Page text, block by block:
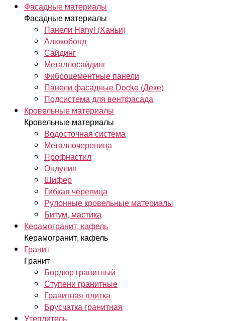
Фасадные материалы
Фасадные материалы
Панели Hanyi (Ханьи)
Алюкобонд
Сайдинг
Металлосайдинг
Фиброцементные панели
Панели фасадные Docke (Деке)
Подсистема для вентфасада
Кровельные материалы
Кровельные материалы
Водосточная система
Металлочерепица
Профнастил
Ондулин
Шифер
Гибкая черепица
Рулонные кровельные материалы
Битум, мастика
Керамогранит, кафель
Керамогранит, кафель
Гранит
Гранит
Бордюр гранитный
Ступени гранитные
Гранитная плитка
Брусчатка гранитная
Утеплитель